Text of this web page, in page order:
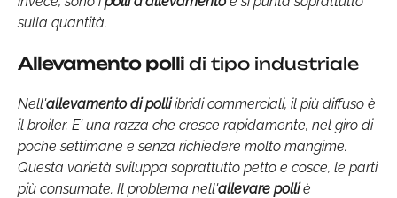
sulla quantità.
Allevamento polli di tipo industriale
Nell'allevamento di polliibridi commerciali, il più diffuso è
il broiler. E' una razza che cresce rapidamente, nel giro di
poche settimane e senza richiedere molto mangime.
Questa varietà sviluppa soprattutto petto e cosce, le parti
più consumate. Il problema nell'allevare polliè